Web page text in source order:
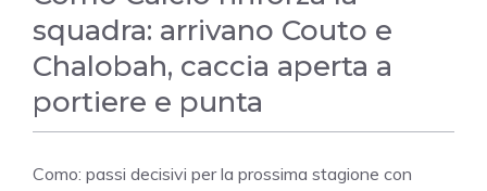
squadra: arrivano Couto e
Chalobah, caccia aperta a
portiere e punta
Como: passi decisivi per la prossima stagione con